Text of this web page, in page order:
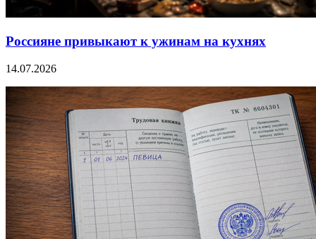
Россияне привыкают к ужинам на кухнях
14.07.2026